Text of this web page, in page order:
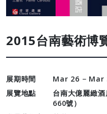
2015台南藝術博
展期時間
Mar 26 − Mar
展覽地點
台南大億麗緻
660號）